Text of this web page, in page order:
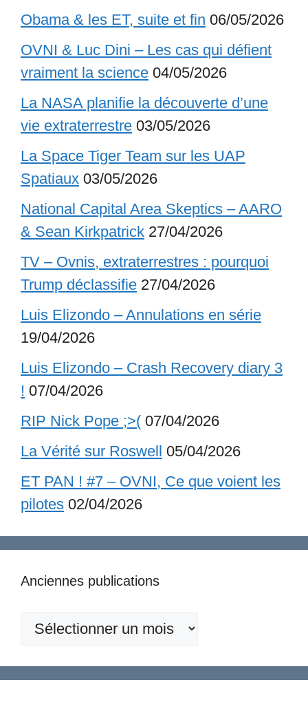
Obama & les ET, suite et fin 06/05/2026
OVNI & Luc Dini – Les cas qui défient
vraiment la science 04/05/2026
La NASA planifie la découverte d’une
vie extraterrestre 03/05/2026
La Space Tiger Team sur les UAP
Spatiaux 03/05/2026
National Capital Area Skeptics – AARO
& Sean Kirkpatrick 27/04/2026
TV – Ovnis, extraterrestres : pourquoi
Trump déclassifie 27/04/2026
Luis Elizondo – Annulations en série
19/04/2026
Luis Elizondo – Crash Recovery diary 3
! 07/04/2026
RIP Nick Pope ;>( 07/04/2026
La Vérité sur Roswell 05/04/2026
ET PAN ! #7 – OVNI, Ce que voient les
pilotes 02/04/2026
Anciennes publications
Anciennes